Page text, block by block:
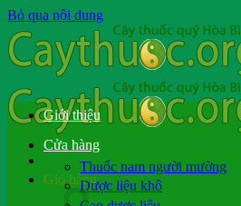
Bỏ qua nội dung
Giỏ hàng
Giới thiệu
Cửa hàng
Thuốc nam người mường
Dược liệu khô